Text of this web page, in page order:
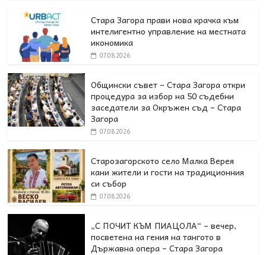
Стара Загора прави нова крачка към
интелигентно управление на местната
икономика
07.08.2026
Общински съвет – Стара Загора откри
процедура за избор на 50 съдебни
заседатели за Окръжен съд – Стара
Загора
07.08.2026
Старозагорското село Малка Верея
кани жители и гости на традиционния
си събор
07.08.2026
„С ПОЧИТ КЪМ ПИАЦОЛА“ – вечер,
посветена на гения на тангото в
Държавна опера – Стара Загора